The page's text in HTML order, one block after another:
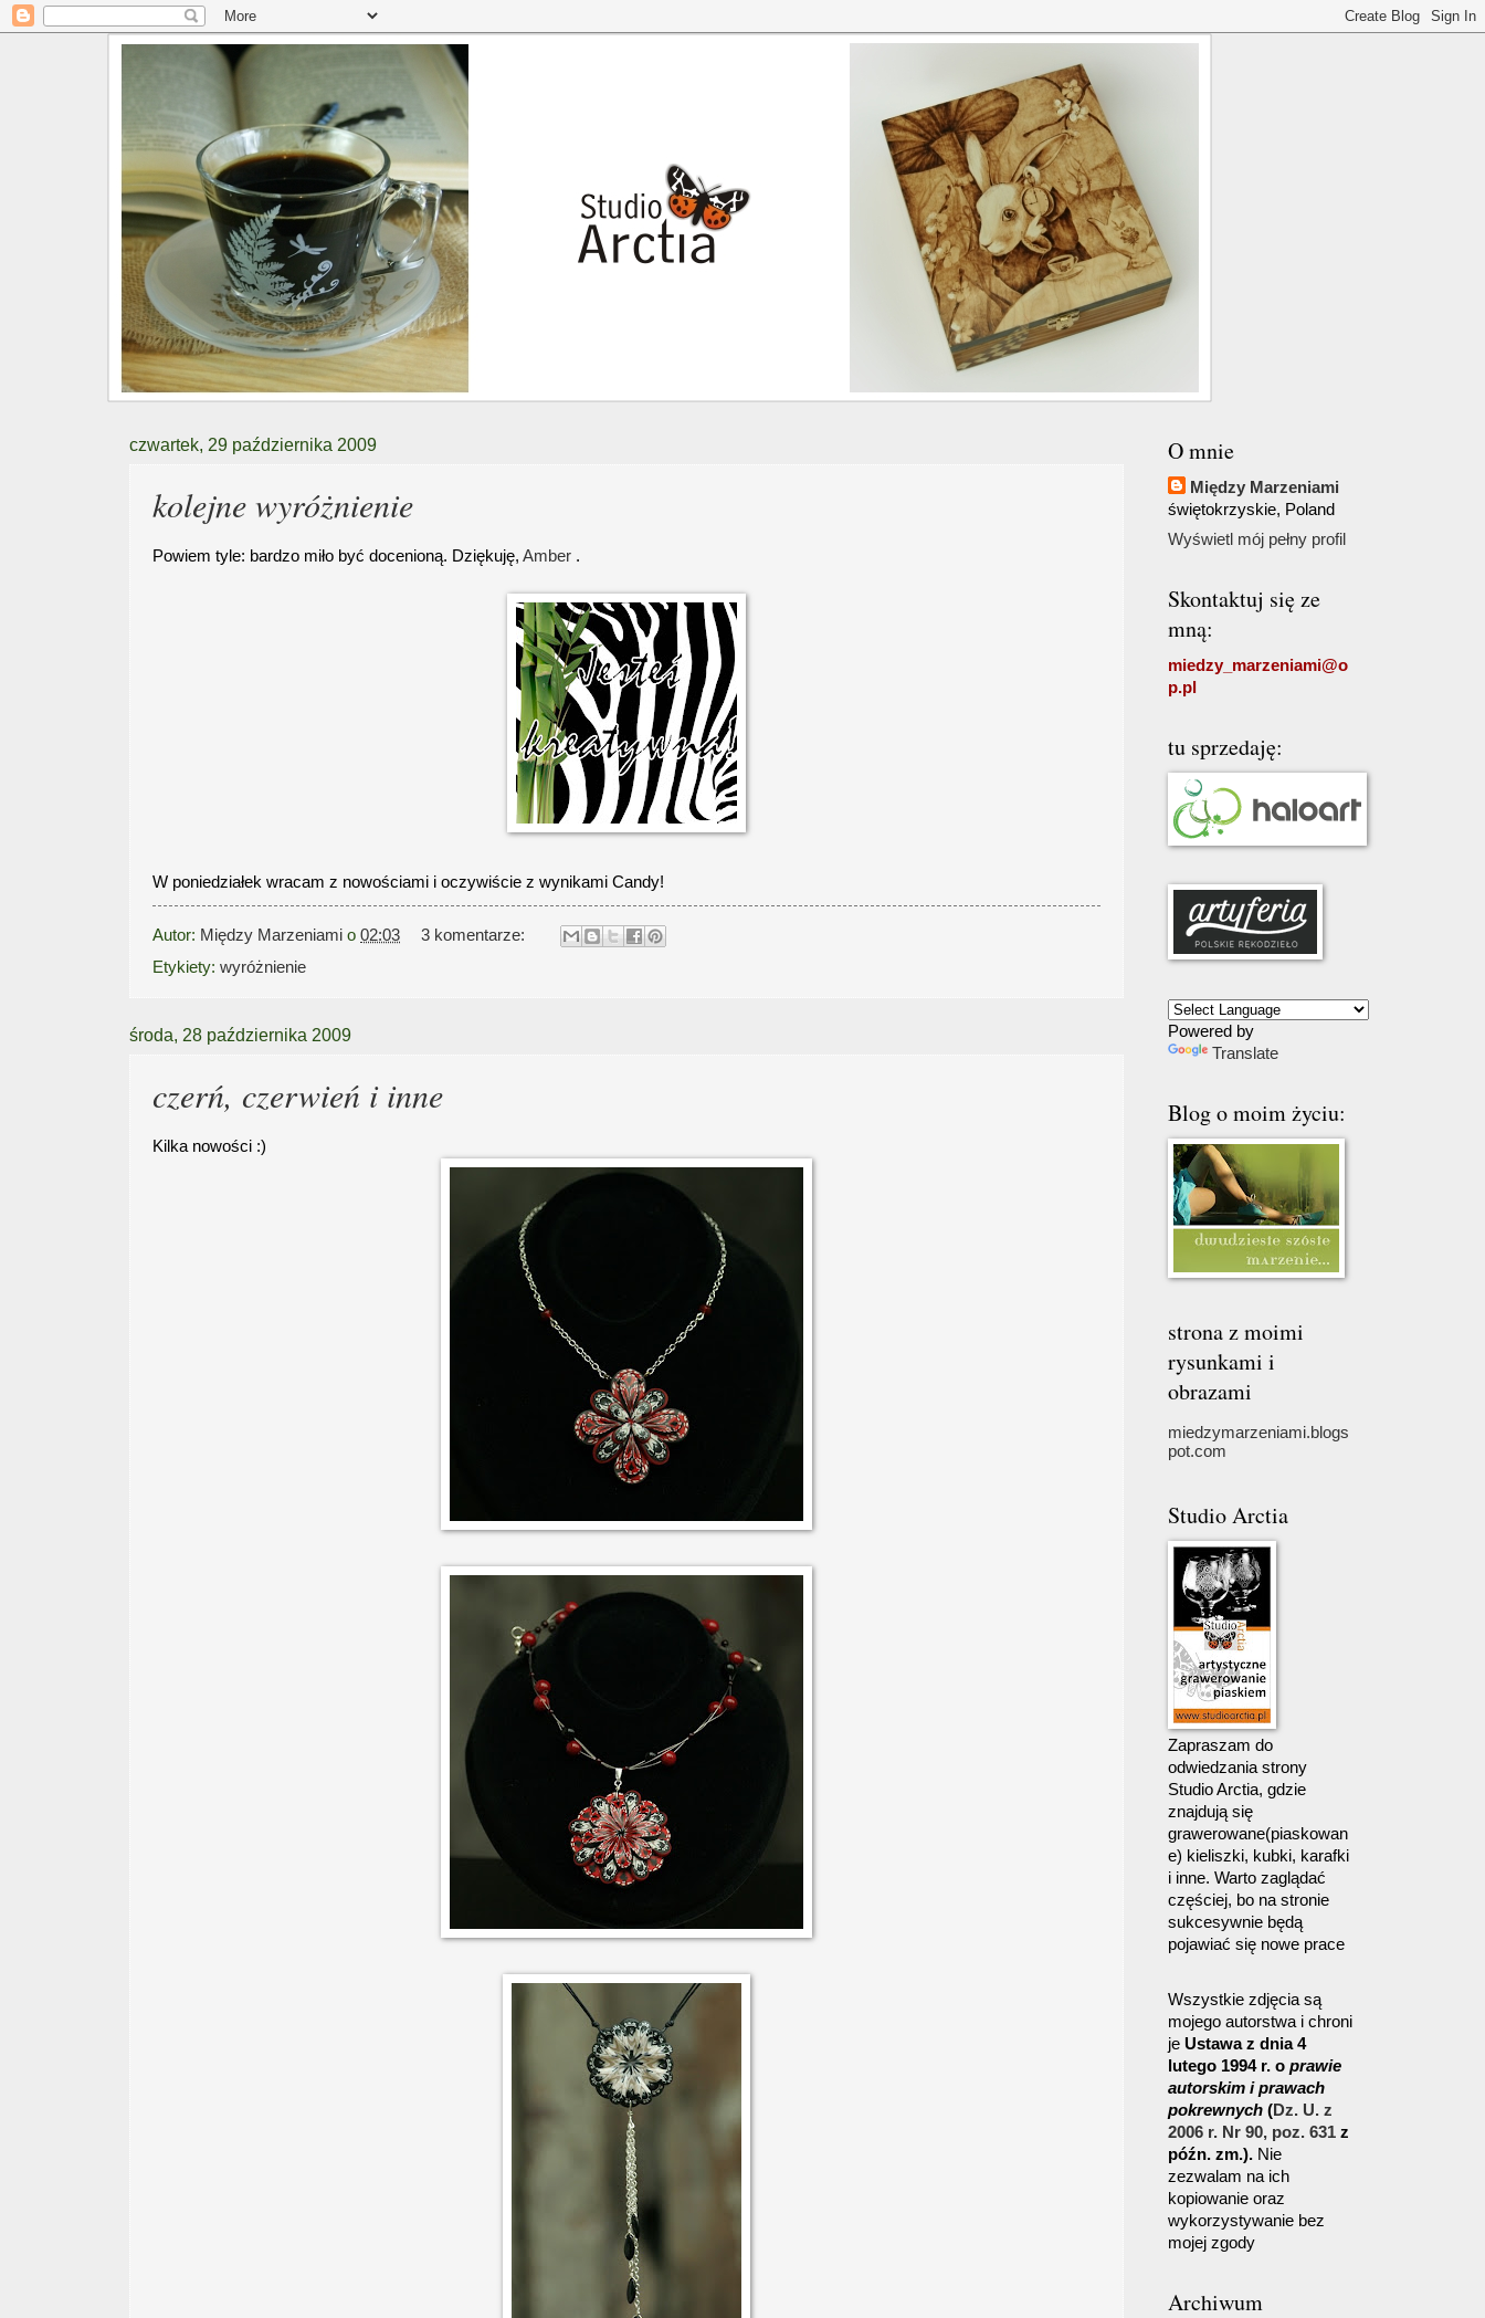
czwartek, 29 października 2009
kolejne wyróżnienie
Powiem tyle: bardzo miło być docenioną. Dziękuję, Amber .
W poniedziałek wracam z nowościami i oczywiście z wynikami Candy!
Autor: Między Marzeniami o 02:03
3 komentarze:
Etykiety: wyróżnienie
środa, 28 października 2009
czerń, czerwień i inne
Kilka nowości :)
O mnie
Między Marzeniami
świętokrzyskie, Poland
Wyświetl mój pełny profil
Skontaktuj się ze
mną:
miedzy_marzeniami@o
p.pl
tu sprzedaję:
Powered by
Translate
Blog o moim życiu:
strona z moimi
rysunkami i
obrazami
miedzymarzeniami.blogs
pot.com
Studio Arctia
Zapraszam do
odwiedzania strony
Studio Arctia, gdzie
znajdują się
grawerowane(piaskowan
e) kieliszki, kubki, karafki
i inne. Warto zaglądać
częściej, bo na stronie
sukcesywnie będą
pojawiać się nowe prace
Wszystkie zdjęcia są
mojego autorstwa i chroni
je Ustawa z dnia4
lutego 1994r. o prawie
autorskim i prawach
pokrewnych (Dz. U. z
2006 r. Nr 90, poz. 631 z
późn. zm.). Nie
zezwalam na ich
kopiowanie oraz
wykorzystywanie bez
mojej zgody
Archiwum